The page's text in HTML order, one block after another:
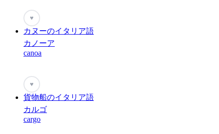
♥
カヌーのイタリア語
カノーア
canoa
♥
貨物船のイタリア語
カルゴ
cargo